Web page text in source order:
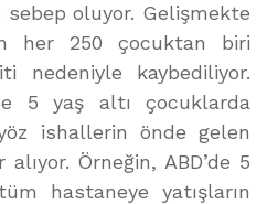
oluyor. Gelişmekte
her 250 çocuktan biri
nedeniyle kaybediliyor.
5 yaş altı çocuklarda
ishallerin önde gelen
Örneğin, ABD’de 5
hastaneye yatışların